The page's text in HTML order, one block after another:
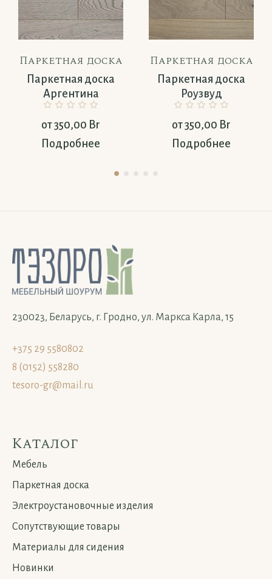
Паркетная доска
Паркетная доска
Аргентина
от350,00 Br
Подробнее
Паркетная доска
Паркетная доска
Роузвуд
от350,00 Br
Подробнее
230023, Беларусь, г. Гродно, ул. Маркса Карла, 15
+375 29 5580802
8 (0152) 558280
tesoro-gr@mail.ru
Каталог
Мебель
Паркетная доска
Электроустановочные изделия
Сопутствующие товары
Материалы для сидения
Новинки